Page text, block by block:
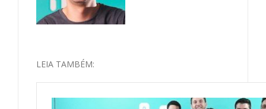
LEIA TAMBÉM: